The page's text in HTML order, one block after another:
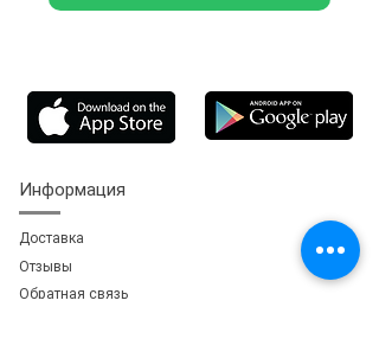
Информация
Доставка
Отзывы
Обратная связь